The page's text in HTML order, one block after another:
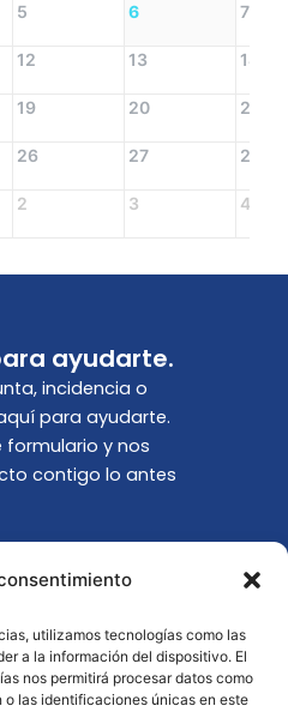
utilizamos tecnologías como las
a la información del dispositivo. El
nos permitirá procesar datos como
las identificaciones únicas en este
5 6 7
12 13 14
19 20 21
26 27 28
2 3 4
ayudarte.
incidencia o
para ayudarte.
formulario y nos
contigo lo antes